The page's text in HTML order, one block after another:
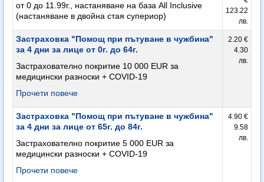
от 0 до 11.99г., настаняване на база All Inclusive
(настаняване в двойна стая супериор)
123.22
лв.
Застраховка "Помощ при пътуване в чужбина"
за 4 дни за лице от 0г. до 64г.
Застрахователно покритие 10 000 EUR за
медицински разноски + COVID-19
Прочети повече
2.20 €
4.30
лв.
Застраховка "Помощ при пътуване в чужбина"
за 4 дни за лице от 65г. до 84г.
Застрахователно покритие 5 000 EUR за
медицински разноски + COVID-19
Прочети повече
4.90 €
9.58
лв.